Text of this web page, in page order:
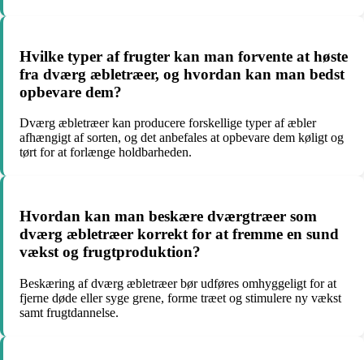
Hvilke typer af frugter kan man forvente at høste
fra dværg æbletræer, og hvordan kan man bedst
opbevare dem?
Dværg æbletræer kan producere forskellige typer af æbler
afhængigt af sorten, og det anbefales at opbevare dem køligt og
tørt for at forlænge holdbarheden.
Hvordan kan man beskære dværgtræer som
dværg æbletræer korrekt for at fremme en sund
vækst og frugtproduktion?
Beskæring af dværg æbletræer bør udføres omhyggeligt for at
fjerne døde eller syge grene, forme træet og stimulere ny vækst
samt frugtdannelse.